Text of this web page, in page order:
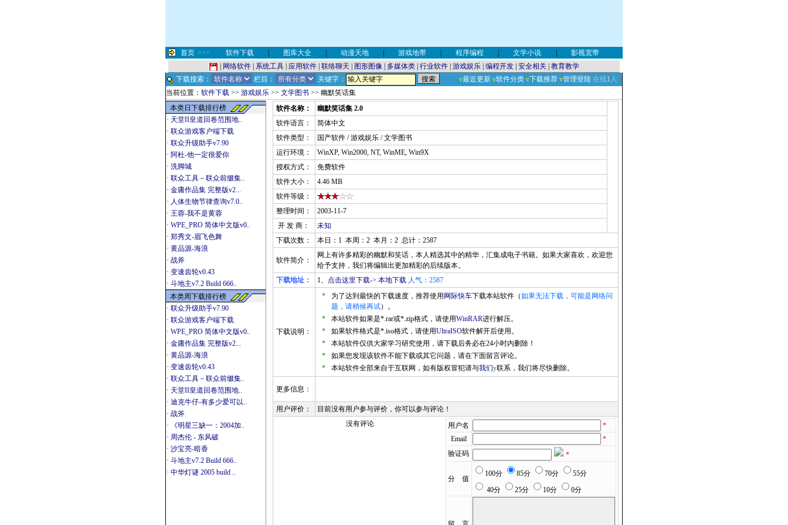
首页 >>> 软件下载 | 图库大全 | 动漫天地 | 游戏地带 | 程序编程 | 文学小说 |
影视宽带
网络软件 系统工具 应用软件 联络聊天 图形图像 多媒体类 行业软件 游戏娱乐 编程开发 安全相关 教育教学
下载搜索：
栏目： 关键字： v最近更新 v软件分类 v下载推荐 v管理登陆 在线1人
当前位置： 软件下载 >> 游戏娱乐 >> 文学图书 >> 幽默笑话集
本类日下载排行榜
· 天堂II皇道回卷范围地..
· 联众游戏客户端下载
· 联众升级助手v7.90
· 阿杜-他一定很爱你
· 洗脚城
· 联众工具－联众前缀集..
· 金庸作品集 完整版v2...
· 人体生物节律查询v7.0..
· 王蓉-我不是黄蓉
· WPE_PRO 简体中文版v0..
· 郑秀文-眉飞色舞
· 黄品源-海浪
· 战斧
· 变速齿轮v0.43
· 斗地主v7.2 Build 666..
本类周下载排行榜
· 联众升级助手v7.90
· 联众游戏客户端下载
· WPE_PRO 简体中文版v0..
· 金庸作品集 完整版v2...
· 黄品源-海浪
· 变速齿轮v0.43
· 联众工具－联众前缀集..
· 天堂II皇道回卷范围地..
· 迪克牛仔-有多少爱可以..
· 战斧
·
《明星三缺一：2004加..
· 周杰伦 - 东风破
· 沙宝亮-暗香
· 斗地主v7.2 Build 666..
· 中华灯谜 2005 build ..
软件名称：
幽默笑话集 2.0
软件语言：
简体中文
软件类型：
国产软件 / 游戏娱乐 / 文学图书
运行环境：
WinXP, Win2000, NT, WinME, Win9X
授权方式：
免费软件
软件大小：
4.46 MB
软件等级：
整理时间：
2003-11-7
开 发 商：
未知
下载次数：
本日：1 本周：2 本月：2 总计：2587
软件简介：
网上有许多精彩的幽默和笑话，本人精选其中的精华，汇集成电子书籍。如果大家喜欢，欢迎您
给予支持，我们将编辑出更加精彩的后续版本。
下载地址：
1、 点击这里下载-> 本地下载 人气：2587
下载说明：
* 为了达到最快的下载速度，推荐使用 网际快车下载本站软件（如果无法下载，可能是网络问
题，请稍候再试）。
*
本站软件如果是*.rar或*.zip格式，请使用WinRAR进行解压。
*
如果软件格式是*.iso格式，请使用UltraISO软件解开后使用。
*
本站软件仅供大家学习研究使用，请下载后务必在24小时内删除！
*
如果您发现该软件不能下载或其它问题，请在下面留言评论。
*
本站软件全部来自于互联网，如有版权冒犯请与我们y联系，我们将尽快删除。
更多信息：
用户评价：
目前没有用户参与评价，你可以参与评论！
没有评论
用户名
*
Email
*
验证码
*
分 值
100分 85分 70分
55分
40分
25分 10分 0分